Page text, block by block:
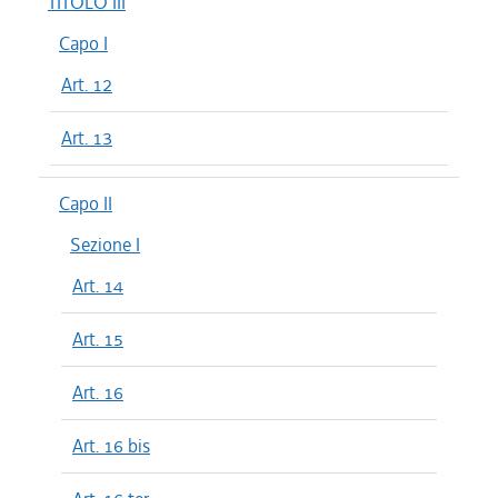
Capo I
Art. 12
Art. 13
Capo II
Sezione I
Art. 14
Art. 15
Art. 16
Art. 16 bis